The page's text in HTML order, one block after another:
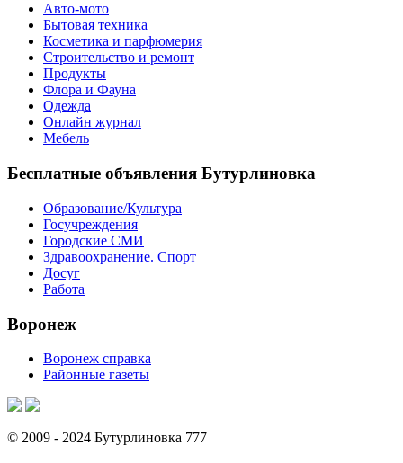
Авто-мото
Бытовая техника
Косметика и парфюмерия
Строительство и ремонт
Продукты
Флора и Фауна
Одежда
Онлайн журнал
Мебель
Бесплатные объявления Бутурлиновка
Образование/Культура
Госучреждения
Городские СМИ
Здравоохранение. Спорт
Досуг
Работа
Воронеж
Воронеж справка
Районные газеты
© 2009 - 2024 Бутурлиновка 777